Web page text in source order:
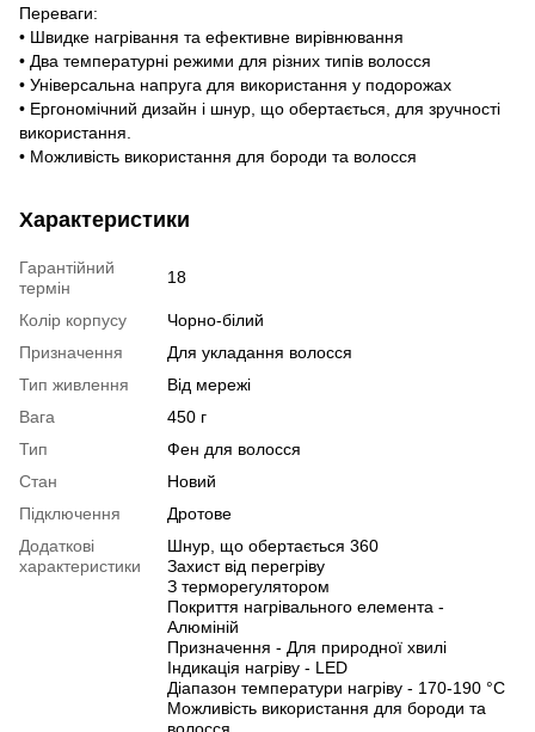
Переваги:
• Швидке нагрівання та ефективне вирівнювання
• Два температурні режими для різних типів волосся
• Універсальна напруга для використання у подорожах
• Ергономічний дизайн і шнур, що обертається, для зручності
використання.
• Можливість використання для бороди та волосся
Характеристики
Гарантійний
термін
18
Колір корпусу
Чорно-білий
Призначення
Для укладання волосся
Тип живлення
Від мережі
Вага
450 г
Тип
Фен для волосся
Стан
Новий
Підключення
Дротове
Додаткові
характеристики
Шнур, що обертається 360
Захист від перегріву
З терморегулятором
Покриття нагрівального елемента -
Алюміній
Призначення - Для природної хвилі
Індикація нагріву - LED
Діапазон температури нагріву - 170-190 °С
Можливість використання для бороди та
волосся